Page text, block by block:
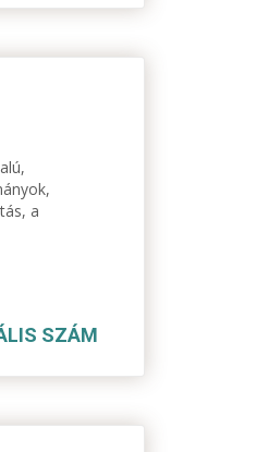
a
SZÁM